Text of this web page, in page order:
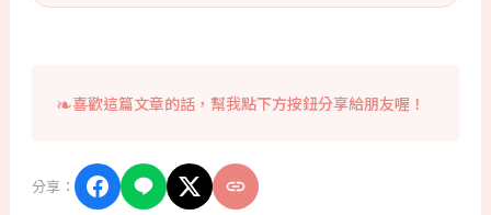
喜歡這篇文章的話，幫我點下方按鈕分享給朋友喔！
分享：